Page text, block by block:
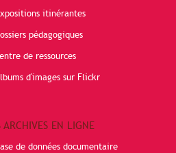
itinérantes
pédagogiques
de ressources
d'images sur Flickr
ARCHIVES EN LIGNE
de données documentaire